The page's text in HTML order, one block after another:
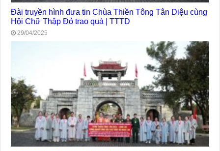
Đài truyền hình đưa tin Chùa Thiền Tông Tân Diệu cùng
Hội Chữ Thập Đỏ trao quà | TTTD
29/04/2025